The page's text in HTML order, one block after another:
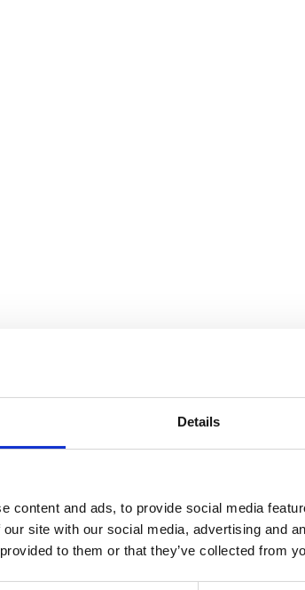
Details
content and ads, to provide social media
site with our social media, advertising and
to them or that they’ve collected from